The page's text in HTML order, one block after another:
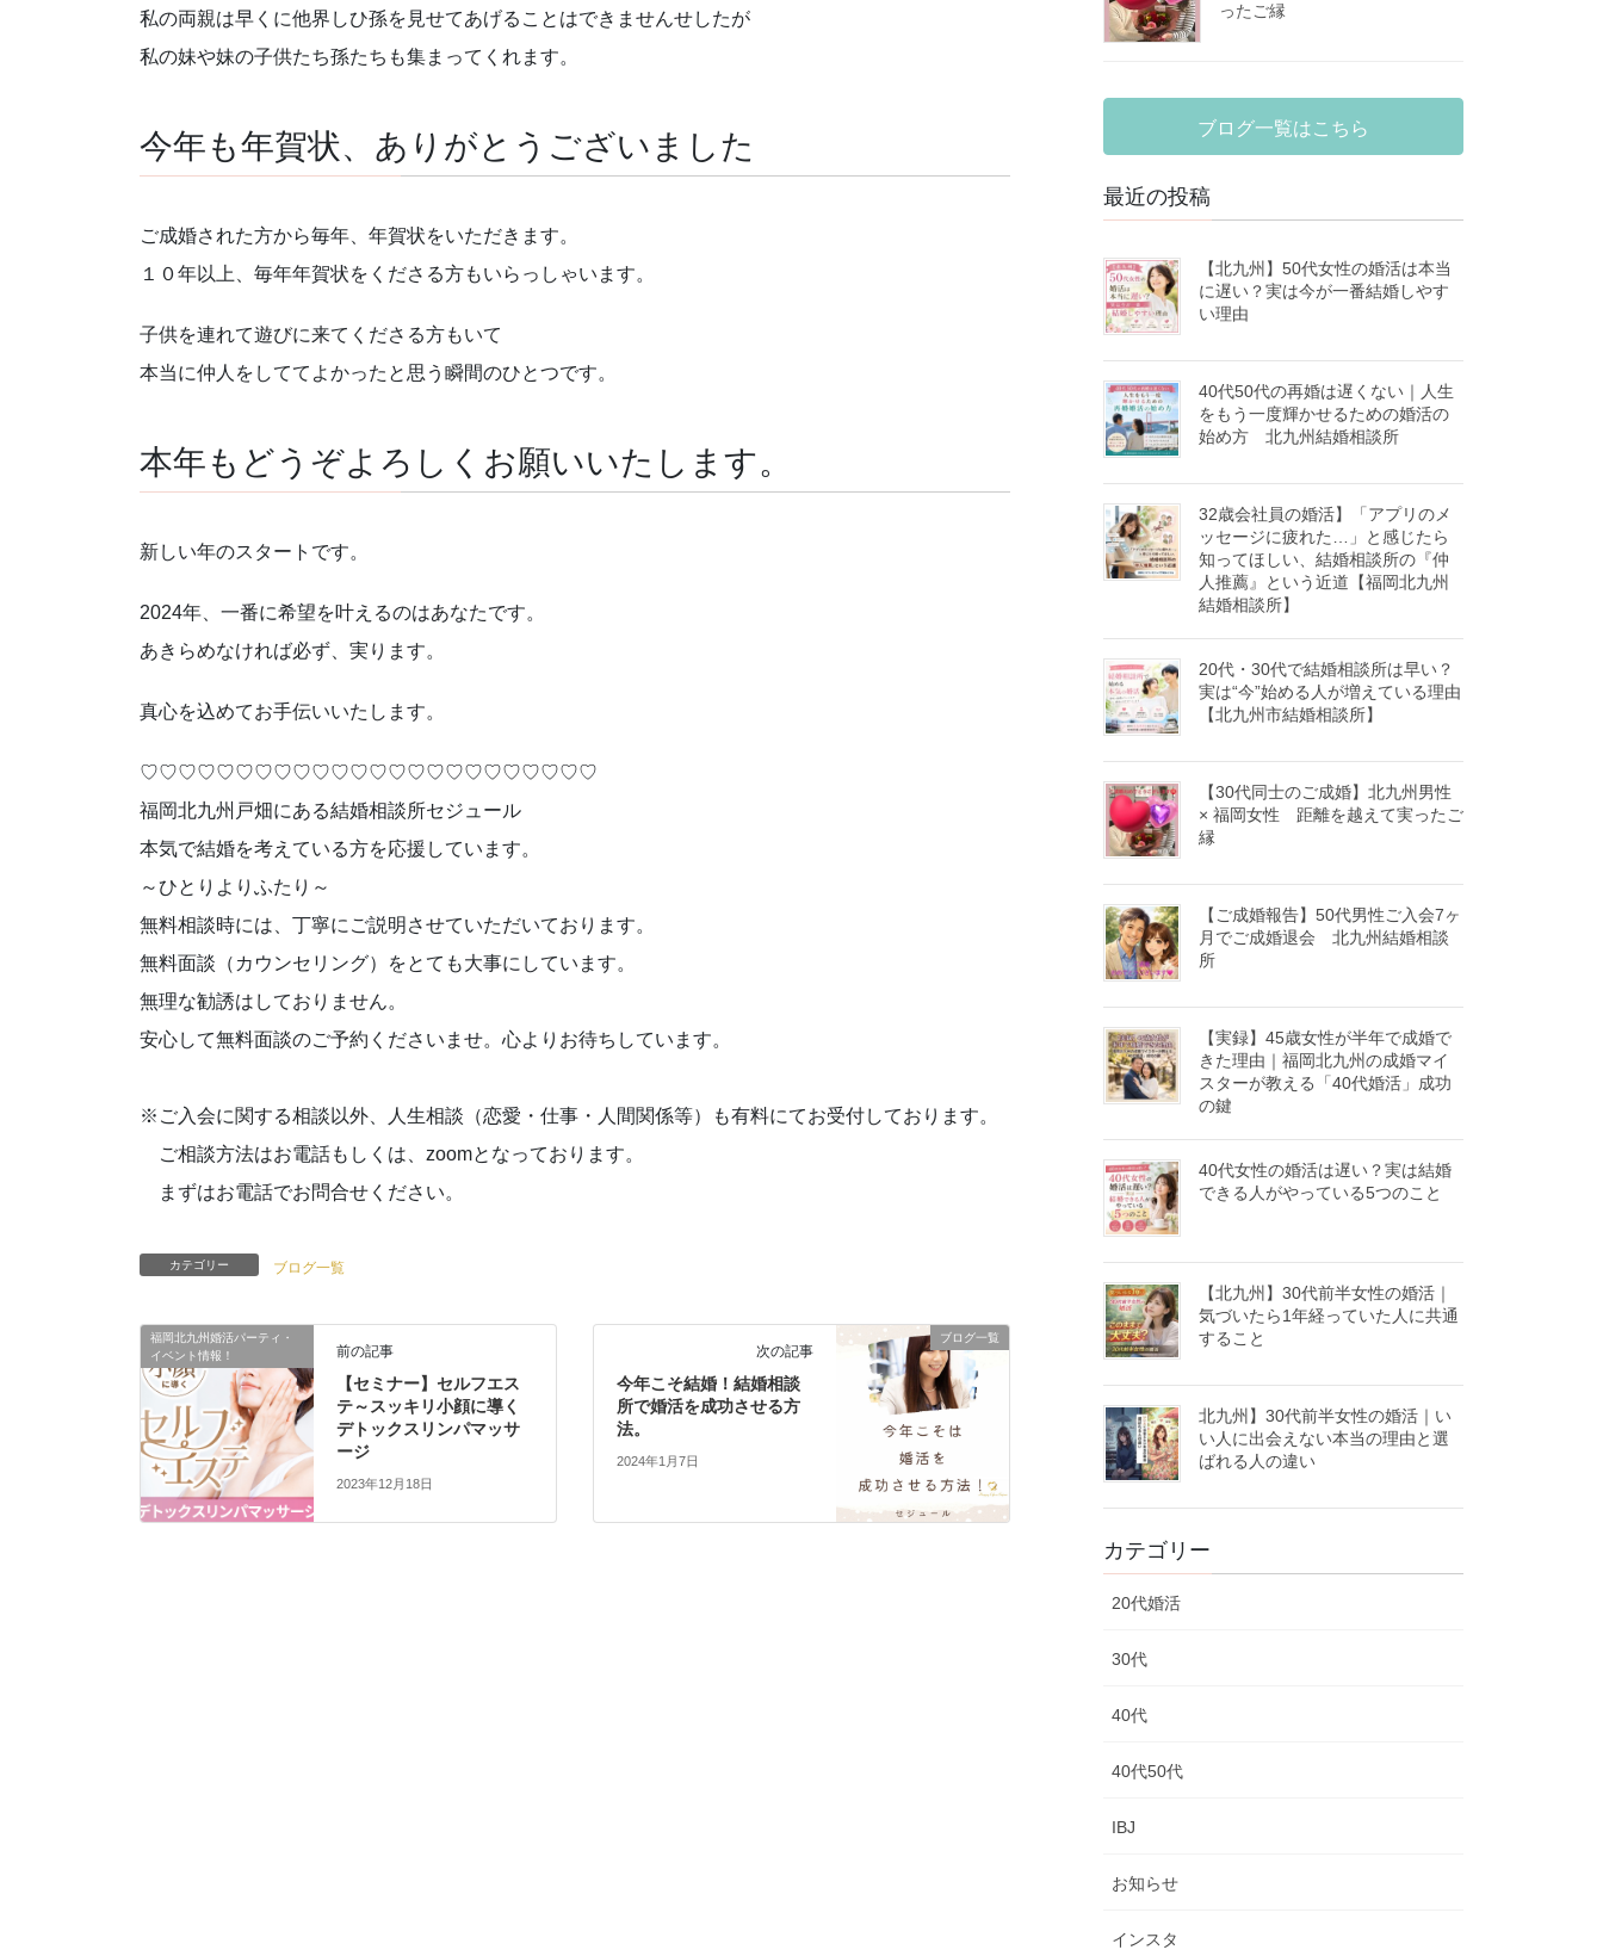
私の両親は早くに他界しひ孫を見せてあげることはできませんせしたが
私の妹や妹の子供たち孫たちも集まってくれます。
今年も年賀状、ありがとうございました
ご成婚された方から毎年、年賀状をいただきます。
１０年以上、毎年年賀状をくださる方もいらっしゃいます。
子供を連れて遊びに来てくださる方もいて
本当に仲人をしててよかったと思う瞬間のひとつです。
本年もどうぞよろしくお願いいたします。
新しい年のスタートです。
2024年、一番に希望を叶えるのはあなたです。
あきらめなければ必ず、実ります。
真心を込めてお手伝いいたします。
♡♡♡♡♡♡♡♡♡♡♡♡♡♡♡♡♡♡♡♡♡♡♡♡
福岡北九州戸畑にある結婚相談所セジュール
本気で結婚を考えている方を応援しています。
～ひとりよりふたり～
無料相談時には、丁寧にご説明させていただいております。
無料面談（カウンセリング）をとても大事にしています。
無理な勧誘はしておりません。
安心して無料面談のご予約くださいませ。心よりお待ちしています。
※ご入会に関する相談以外、人生相談（恋愛・仕事・人間関係等）も有料にてお受付しております。
ご相談方法はお電話もしくは、zoomとなっております。
まずはお電話でお問合せください。
カテゴリー ブログ一覧
福岡北九州婚活パーティ・
イベント情報！
前の記事
【セミナー】セルフエス
テ～スッキリ小顔に導く
デトックスリンパマッサ
ージ
2023年12月18日
ブログ一覧
次の記事
今年こそ結婚！結婚相談
所で婚活を成功させる方
法。
2024年1月7日
ったご縁
ブログ一覧はこちら
最近の投稿
【北九州】50代女性の婚活は本当
に遅い？実は今が一番結婚しやす
い理由
40代50代の再婚は遅くない｜人生
をもう一度輝かせるための婚活の
始め方 北九州結婚相談所
32歳会社員の婚活】「アプリのメ
ッセージに疲れた…」と感じたら
知ってほしい、結婚相談所の『仲
人推薦』という近道【福岡北九州
結婚相談所】
20代・30代で結婚相談所は早い？
実は“今”始める人が増えている理由
【北九州市結婚相談所】
【30代同士のご成婚】北九州男性
× 福岡女性 距離を越えて実ったご
縁
【ご成婚報告】50代男性ご入会7ヶ
月でご成婚退会 北九州結婚相談
所
【実録】45歳女性が半年で成婚で
きた理由｜福岡北九州の成婚マイ
スターが教える「40代婚活」成功
の鍵
40代女性の婚活は遅い？実は結婚
できる人がやっている5つのこと
【北九州】30代前半女性の婚活｜
気づいたら1年経っていた人に共通
すること
北九州】30代前半女性の婚活｜い
い人に出会えない本当の理由と選
ばれる人の違い
カテゴリー
20代婚活
30代
40代
40代50代
IBJ
お知らせ
インスタ